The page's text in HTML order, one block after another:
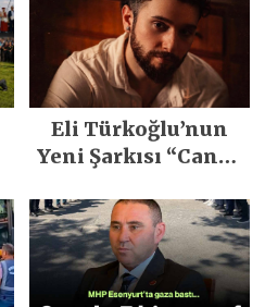
Eli Türkoğlu’nun
Yeni Şarkısı “Canın
İlgi Gördü!..